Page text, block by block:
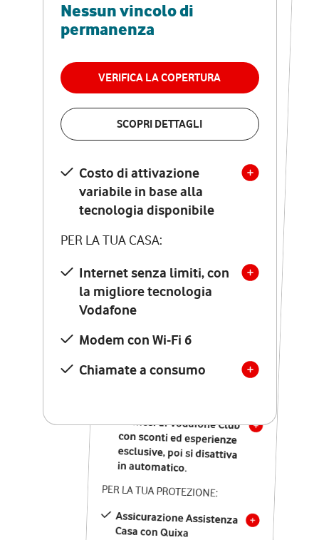
Nessun vincolo di
permanenza
VERIFICA LA COPERTURA
SCOPRI DETTAGLI
Costo di attivazione
variabile in base alla
tecnologia disponibile
PER LA TUA CASA:
Internet senza limiti, con
la migliore tecnologia
Vodafone
Modem con Wi-Fi 6
Chiamate a consumo
RETE FISSA + VODAFONE CLUB
29,95€
permanenza
VERIFICA LA COPERTURA
Costo di attivazione
variabile in base alla
tecnologia disponibile
PER LA TUA CASA:
Internet senza limiti, con
la migliore tecnologia
Vodafone
Modem Seven con Wi-Fi 7
Chiamate illimitate verso
numeri fissi e mobili
nazionali
12 mesi di Vodafone Club
con sconti ed esperienze
esclusive, poi si disattiva
in automatico.
PER LA TUA PROTEZIONE:
Assicurazione Assistenza
Casa con Quixa